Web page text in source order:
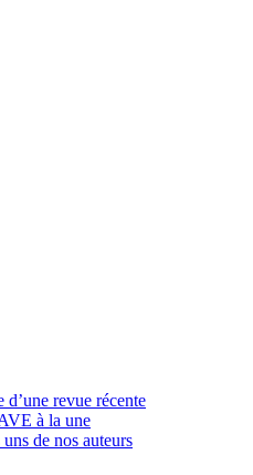
d’une revue récente
à la une
de nos auteurs